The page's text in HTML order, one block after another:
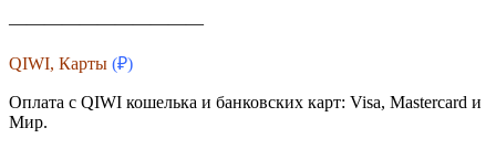
———————————
QIWI, Карты (₽)
Оплата с QIWI кошелька и банковских карт: Visa, Masterсard и
Мир.